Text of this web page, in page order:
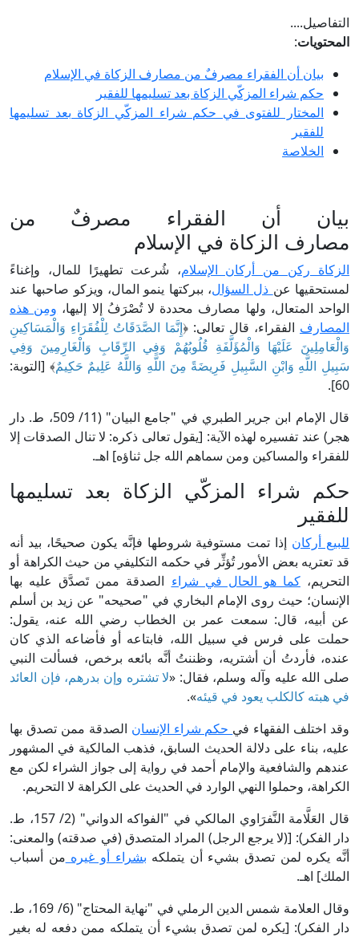
التفاصيل....
المحتويات:
بيان أن الفقراء مصرفٌ من مصارف الزكاة في الإسلام
حكم شراء المزكّي الزكاة بعد تسليمها للفقير
المختار للفتوى في حكم شراء المزكّي الزكاة بعد تسليمها
للفقير
الخلاصة
بيان أن الفقراء مصرفٌ من
مصارف الزكاة في الإسلام
الزكاة ركن من أركان الإسلام، شُرعت تطهيرًا للمال، وإغناءً
لمستحقيها عن ذل السؤال، ببركتها ينمو المال، ويزكو صاحبها عند
الواحد المتعال، ولها مصارف محددة لا تُصْرَفُ إلا إليها، ومِن هذه
المصارف الفقراء، قال تعالى: ﴿إِنَّمَا الصَّدَقَاتُ لِلْفُقَرَاءِ وَالْمَسَاكِينِ
وَالْعَامِلِينَ عَلَيْهَا وَالْمُؤَلَّفَةِ قُلُوبُهُمْ وَفِي الرِّقَابِ وَالْغَارِمِينَ وَفِي
سَبِيلِ اللَّهِ وَابْنِ السَّبِيلِ فَرِيضَةً مِنَ اللَّهِ وَاللَّهُ عَلِيمٌ حَكِيمٌ﴾ [التوبة:
60].
قال الإمام ابن جرير الطبري في "جامع البيان" (11/ 509، ط. دار
هجر) عند تفسيره لهذه الآية: [يقول تعالى ذكره: لا تنال الصدقات إلا
للفقراء والمساكين ومن سماهم الله جل ثناؤه] اهـ.
حكم شراء المزكّي الزكاة بعد تسليمها
للفقير
للبيع أركان إذا تمت مستوفية شروطها فإنَّه يكون صحيحًا، بيد أنه
قد تعتريه بعض الأمور تُؤثِّر في حكمه التكليفي من حيث الكراهة أو
التحريم،كما هو الحال في شراء الصدقة ممن تَصدَّق عليه بها
الإنسان؛ حيث روى الإمام البخاري في "صحيحه" عن زيد بن أسلم
عن أبيه، قال: سمعت عمر بن الخطاب رضي الله عنه، يقول:
حملت على فرس في سبيل الله، فابتاعه أو فأضاعه الذي كان
عنده، فأردتُ أن أشتريه، وظننتُ أنَّه بائعه برخص، فسألت النبي
صلى الله عليه وآله وسلم، فقال: «لا تشتره وإن بدرهم، فإن العائد
في هبته كالكلب يعود في قيئه».
وقد اختلف الفقهاء في حكم شراء الإنسان الصدقة ممن تصدق بها
عليه، بناء على دلالة الحديث السابق، فذهب المالكية في المشهور
عندهم والشافعية والإمام أحمد في رواية إلى جواز الشراء لكن مع
الكراهة، وحملوا النهي الوارد في الحديث على الكراهة لا التحريم.
قال العَلَّامة النَّفرَاوي المالكي في "الفواكه الدواني" (2/ 157، ط.
دار الفكر): [(لا يرجع الرجل) المراد المتصدق (في صدقته) والمعنى:
أنَّه يكره لمن تصدق بشيء أن يتملكه بشراء أو غيره من أسباب
الملك] اهـ.
وقال العلامة شمس الدين الرملي في "نهاية المحتاج" (6/ 169، ط.
دار الفكر): [يكره لمن تصدق بشيء أن يتملكه ممن دفعه له بغير